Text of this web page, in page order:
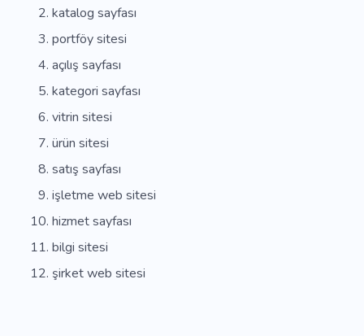
katalog sayfası
portföy sitesi
açılış sayfası
kategori sayfası
vitrin sitesi
ürün sitesi
satış sayfası
işletme web sitesi
hizmet sayfası
bilgi sitesi
şirket web sitesi